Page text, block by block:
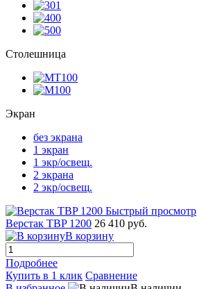
Столешница
Экран
без экрана
1 экран
1 экр/освещ.
2 экрана
2 экр/освещ.
Быстрый просмотр
Верстак TBP 1200 26 410 руб.
В корзину
Подробнее
Купить в 1 клик Сравнение